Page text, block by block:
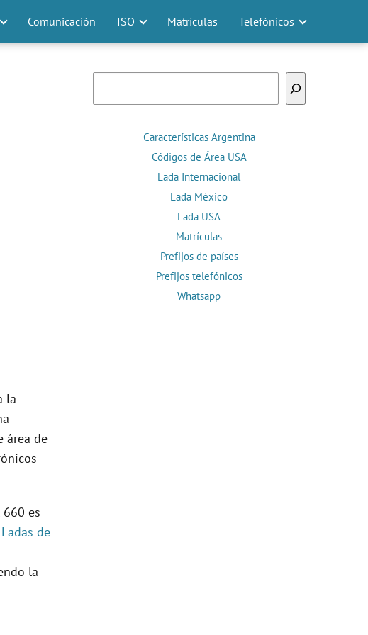
Comunicación ISO Matrículas Telefónicos
la
área de
es
Ladas de
la
Características Argentina
Códigos de Área USA
Lada Internacional
Lada México
Lada USA
Matrículas
Prefijos de países
Prefijos telefónicos
Whatsapp